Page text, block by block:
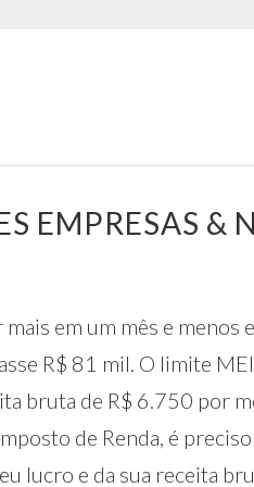
EMPRESAS &
em um mês e menos
R$ 81 mil. O limite
bruta de R$ 6.750 por
de Renda, é
lucro e da sua receita